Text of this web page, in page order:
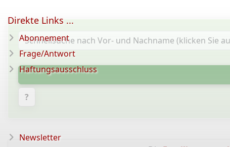
?
Direkte Links ...
Abonnement
Frage/Antwort
Haftungsausschluss
Newsletter